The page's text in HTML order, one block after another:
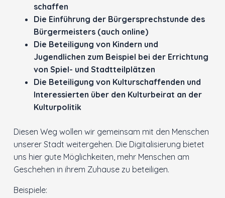
schaffen
Die Einführung der Bürgersprechstunde des
Bürgermeisters (auch online)
Die Beteiligung von Kindern und
Jugendlichen zum Beispiel bei der Errichtung
von Spiel- und Stadtteilplätzen
Die Beteiligung von Kulturschaffenden und
Interessierten über den Kulturbeirat an der
Kulturpolitik
Diesen Weg wollen wir gemeinsam mit den Menschen
unserer Stadt weitergehen. Die Digitalisierung bietet
uns hier gute Möglichkeiten, mehr Menschen am
Geschehen in ihrem Zuhause zu beteiligen.
Beispiele: